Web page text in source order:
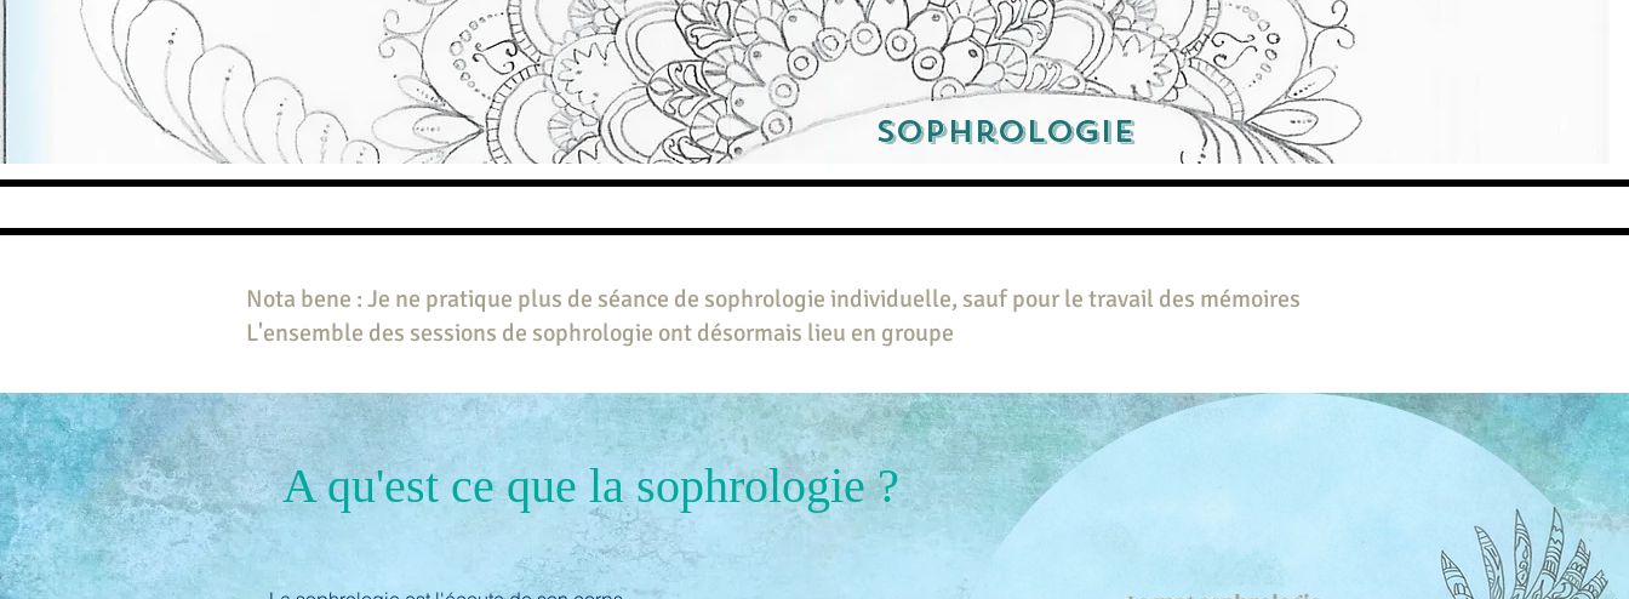
Sophrologie
Nota bene : Je ne pratique plus de séance de sophrologie individuelle, sauf pour le travail des mémoires
L'ensemble des sessions de sophrologie ont désormais lieu en groupe
A qu'est ce que la sophrologie ?